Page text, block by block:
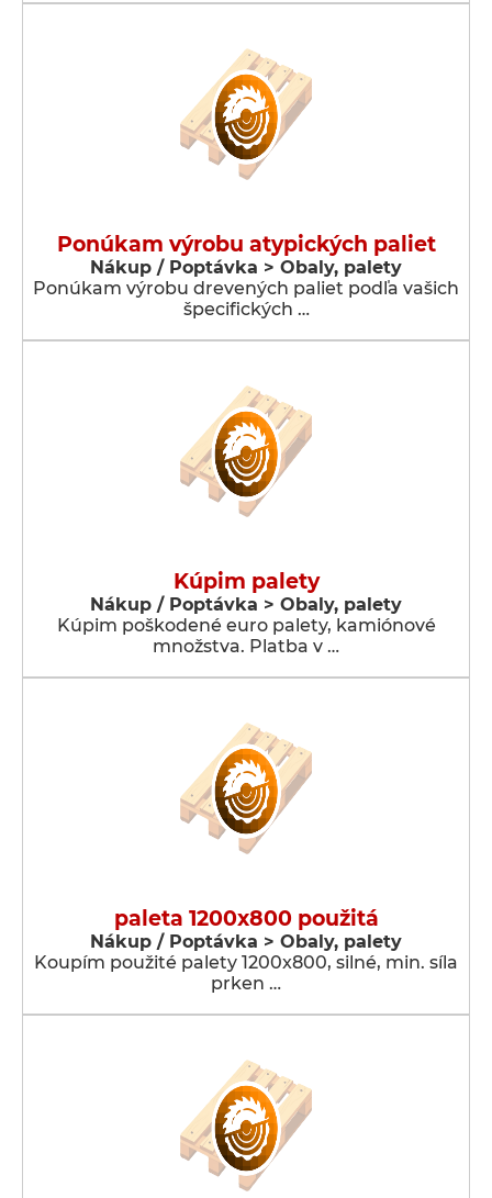
Ponúkam výrobu atypických paliet
Nákup / Poptávka > Obaly, palety
Ponúkam výrobu drevených paliet podľa vašich
špecifických …
Kúpim palety
Nákup / Poptávka > Obaly, palety
Kúpim poškodené euro palety, kamiónové
množstva. Platba v …
paleta 1200x800 použitá
Nákup / Poptávka > Obaly, palety
Koupím použité palety 1200x800, silné, min. síla
prken …